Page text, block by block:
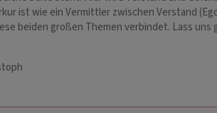
ist wie ein Vermittler zwischen Verstand
beiden großen Themen verbindet. Lass